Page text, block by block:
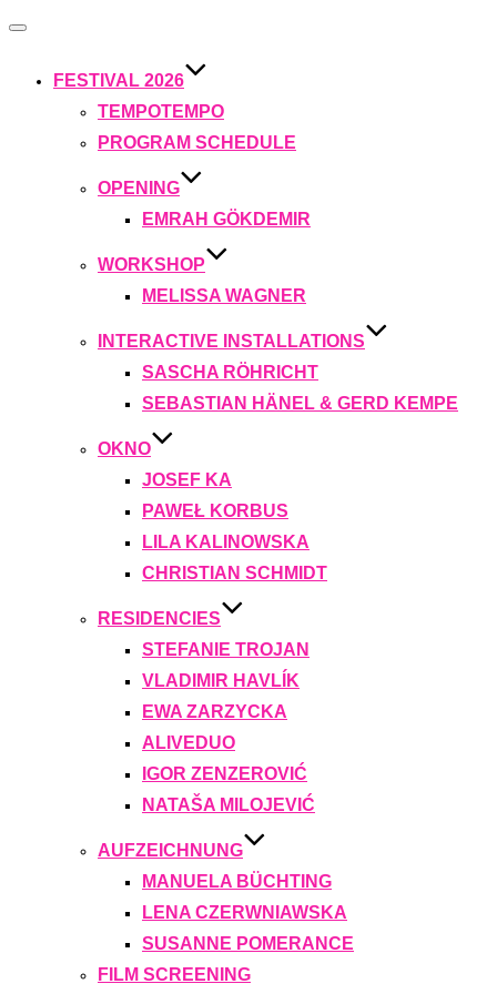
Navigation
FESTIVAL 2026
TEMPOTEMPO
PROGRAM SCHEDULE
OPENING
EMRAH GÖKDEMIR
WORKSHOP
MELISSA WAGNER
INTERACTIVE INSTALLATIONS
SASCHA RÖHRICHT
SEBASTIAN HÄNEL & GERD KEMPE
OKNO
JOSEF KA
PAWEŁ KORBUS
LILA KALINOWSKA
CHRISTIAN SCHMIDT
RESIDENCIES
STEFANIE TROJAN
VLADIMIR HAVLÍK
EWA ZARZYCKA
ALIVEDUO
IGOR ZENZEROVIĆ
NATAŠA MILOJEVIĆ
AUFZEICHNUNG
MANUELA BÜCHTING
LENA CZERWNIAWSKA
SUSANNE POMERANCE
FILM SCREENING